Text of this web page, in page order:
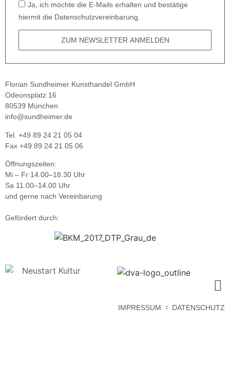
Ja, ich möchte die E-Mails erhalten und bestätige
hiermit die Datenschutzvereinbarung.
ZUM NEWSLETTER ANMELDEN
Florian Sundheimer Kunsthandel GmbH
Odeonsplatz 16
80539 München
info@sundheimer.de
Tel. +49 89 24 21 05 04
Fax +49 89 24 21 05 06
Öffnungszeiten:
Mi – Fr 14.00–18.30 Uhr
Sa 11.00–14.00 Uhr
und gerne nach Vereinbarung
Gefördert durch:
IMPRESSUM DATENSCHUTZ